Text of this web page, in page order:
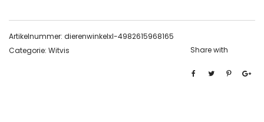
Artikelnummer: dierenwinkelxl-4982615968165
Categorie: Witvis Share with